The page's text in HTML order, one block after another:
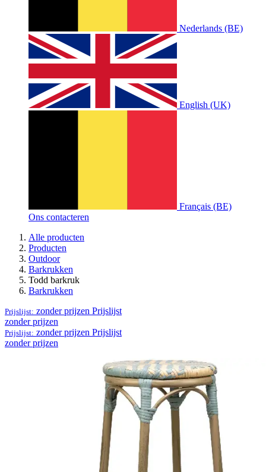
Nederlands (BE)
English (UK)
Français (BE)
Ons contacteren
Alle producten
Producten
Outdoor
Barkrukken
Todd barkruk
Barkrukken
Prijslijst: zonder prijzen Prijslijst
zonder prijzen
Prijslijst: zonder prijzen Prijslijst
zonder prijzen